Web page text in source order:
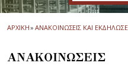
ΑΡΧΙΚΗ» ΑΝΑΚΟΙΝΩΣΕΙΣ ΚΑΙ
ΑΝΑΚΟΙΝΩΣΕΙΣ